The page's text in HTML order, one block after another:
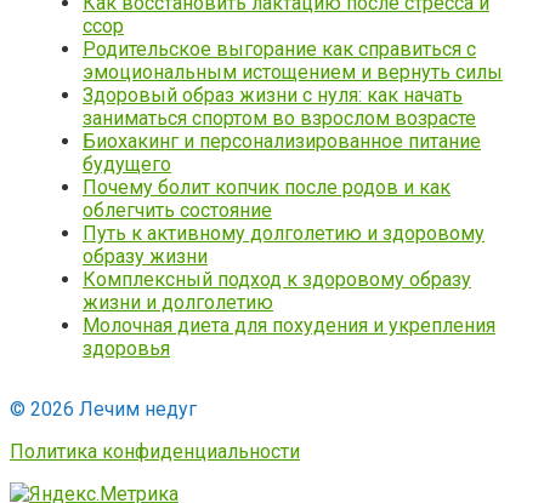
ссор
Родительское выгорание как справиться с
эмоциональным истощением и вернуть силы
Здоровый образ жизни с нуля: как начать
заниматься спортом во взрослом возрасте
Биохакинг и персонализированное питание
будущего
Почему болит копчик после родов и как
облегчить состояние
Путь к активному долголетию и здоровому
образу жизни
Комплексный подход к здоровому образу
жизни и долголетию
Молочная диета для похудения и укрепления
здоровья
© 2026 Лечим недуг
Политика конфиденциальности